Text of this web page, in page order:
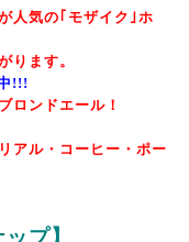
人気の｢モザイク｣ホ
ります。
!!!
ロンドエール！
アル・コーヒー・ポー
プ】